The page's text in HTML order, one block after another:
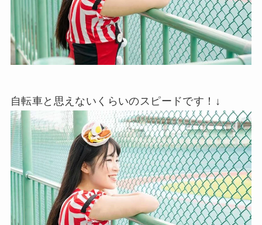
自転車と思えないくらいのスピードです！↓